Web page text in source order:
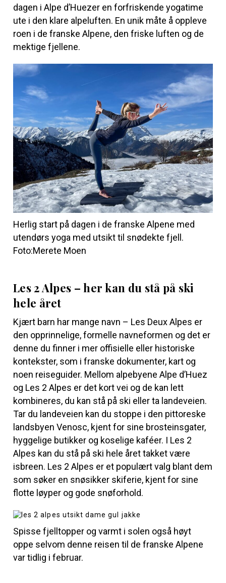
dagen i Alpe d’Huezer en forfriskende yogatime
ute i den klare alpeluften. En unik måte å oppleve
roen i de franske Alpene, den friske luften og de
mektige fjellene.
Herlig start på dagen i de franske Alpene med
utendørs yoga med utsikt til snødekte fjell.
Foto:Merete Moen
Les 2 Alpes – her kan du stå på ski
hele året
Kjært barn har mange navn – Les Deux Alpes er
den opprinnelige, formelle navneformen og det er
denne du finner i mer offisielle eller historiske
kontekster, som i franske dokumenter, kart og
noen reiseguider. Mellom alpebyene Alpe d’Huez
og Les 2 Alpes er det kort vei og de kan lett
kombineres, du kan stå på ski eller ta landeveien.
Tar du landeveien kan du stoppe i den pittoreske
landsbyen Venosc, kjent for sine brosteinsgater,
hyggelige butikker og koselige kaféer. I Les 2
Alpes kan du stå på ski hele året takket være
isbreen. Les 2 Alpes er et populært valg blant dem
som søker en snøsikker skiferie, kjent for sine
flotte løyper og gode snøforhold.
Spisse fjelltopper og varmt i solen også høyt
oppe selvom denne reisen til de franske Alpene
var tidlig i februar.